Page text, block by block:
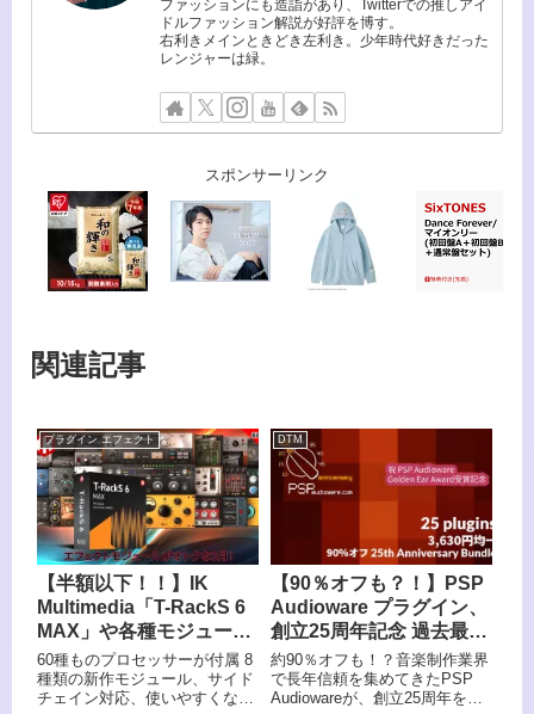
ファッションにも造詣があり、Twitterでの推しアイ
ドルファッション解説が好評を博す。
右利きメインときどき左利き。少年時代好きだった
レンジャーは緑。
スポンサーリンク
関連記事
プラグイン エフェクト
【半額以下！！】​IK
Multimedia「T-RackS 6
MAX」や各種モジュール
が超特価！4/1まで！
60種ものプロセッサーが付属 8
種類の新作モジュール、サイド
チェイン対応、使いやすくなっ
DTM
【90％オフも？！】PSP
Audioware プラグイン、
創立25周年記念 過去最大
級のセール開催中！PSP
25th Anniversary
Bundle は約90％オ
約90％オフも！？音楽制作業界
で長年信頼を集めてきたPSP
Audiowareが、創立25周年を記